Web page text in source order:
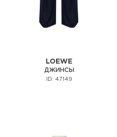
LOEWE
ДЖИНСЫ
ID: 47149